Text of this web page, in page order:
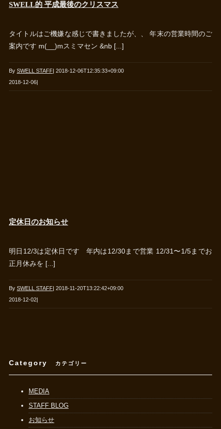
SWELL的 平成最後のクリスマス
タイトルはご機嫌な感じで書きましたが、、 年末の営業時間のご
案内です m(__)mスミマセン &nb [...]
By SWELL STAFF| 2018-12-06T12:35:33+09:00
2018-12-06|
定休日のお知らせ
明日12/3は定休日です 年内は12/30まで営業 12/31〜1/5までお
正月休みを [...]
By SWELL STAFF| 2018-11-20T13:22:42+09:00
2018-12-02|
Category カテゴリー
MEDIA
STAFF BLOG
お知らせ